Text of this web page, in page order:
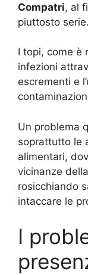
Compatri, al
piuttosto serie.
I topi, come è
infezioni
escrementi e
Un problema
soprattutto le
alimentari,
vicinanze
rosicchiando
intaccare le
I